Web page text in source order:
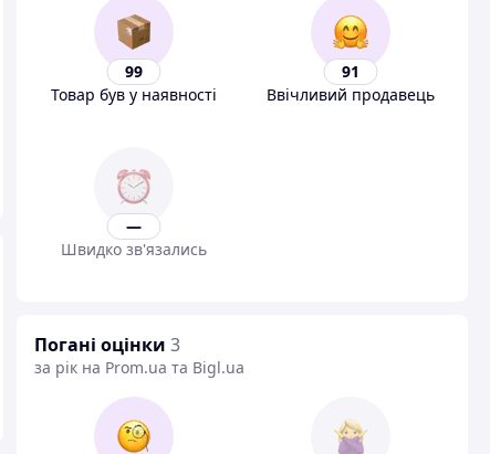
99
Товар був у наявності
91
Ввічливий продавець
—
Швидко зв'язались
Погані оцінки 3
за рік на Prom.ua та Bigl.ua